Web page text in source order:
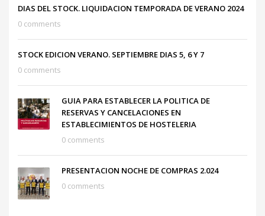
DIAS DEL STOCK. LIQUIDACION TEMPORADA DE VERANO 2024
0 comments
STOCK EDICION VERANO. SEPTIEMBRE DIAS 5, 6 Y 7
0 comments
GUIA PARA ESTABLECER LA POLITICA DE
RESERVAS Y CANCELACIONES EN
ESTABLECIMIENTOS DE HOSTELERIA
0 comments
PRESENTACION NOCHE DE COMPRAS 2.024
0 comments